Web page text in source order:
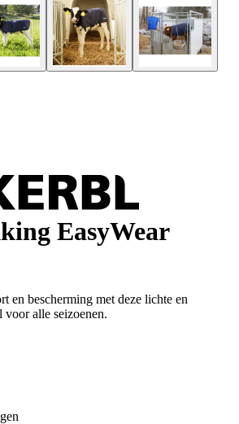
EasyWear
en bescherming met deze lichte en
voor alle seizoenen.